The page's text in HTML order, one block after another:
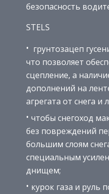
безопасность
STELS
грунтозацеп
что позволяет
сцепление, а
дополнений на
агрегата от снега и
чтобы снегоход
без повреждений
большим слоям
специальным
днищем;
курок газа и руль